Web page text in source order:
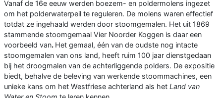
Vanaf de 16e eeuw werden boezem- en poldermolens ingezet
om het polderwaterpeil te reguleren. De molens waren effectief
totdat ze ingehaald werden door stoomgemalen. Het uit 1869
stammende stoomgemaal Vier Noorder Koggen is daar een
voorbeeld van. Het gemaal, één van de oudste nog intacte
stoomgemalen van ons land, heeft ruim 100 jaar dienstgedaan
bij het droogmalen van de achterliggende polders. De expositie
biedt, behalve de beleving van werkende stoommachines, een
unieke kans om het Westfriese achterland als het Land van